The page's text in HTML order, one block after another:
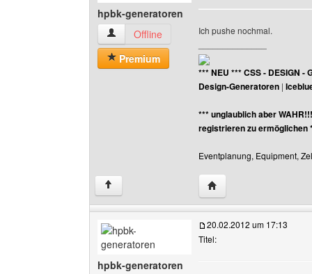
hpbk-generatoren
hpbk-generatoren Benutzer-Profile anzeigen
Offline
Premium
Ich pushe nochmal.
*** NEU *** CSS - DESIGN -
Design-Generatoren |
*** unglaublich aber
registrieren zu ermöglichen
Eventplanung, Equipment,
↑ Website dieses
hpbk-generatoren
20.02.2012 um 17:13
Titel: